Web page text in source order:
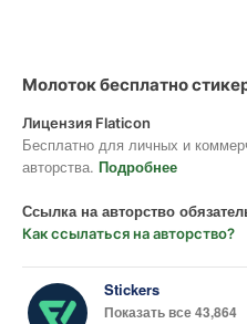
Молоток бесплатно
Лицензия Flaticon
Бесплатно для личных и
авторства. Подробнее
Ссылка на авторство
Как ссылаться на авторство?
Stickers
Показать все 43,864